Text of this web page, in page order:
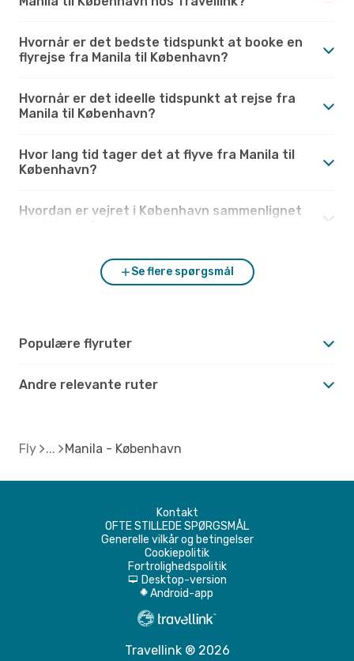
Hvornår er det bedste tidspunkt at booke en
flyrejse fra Manila til København?
Hvornår er det ideelle tidspunkt at rejse fra
Manila til København?
Hvor lang tid tager det at flyve fra Manila til
København?
Hvordan er vejret i København sammenlignet
Se flere spørgsmål
Populære flyruter
Andre relevante ruter
Fly Manila - København
Kontakt
OFTE STILLEDE SPØRGSMÅL
Generelle vilkår og betingelser
Cookiepolitik
Fortrolighedspolitik
d Desktop-version
A Android-app
Travellink ® 2026